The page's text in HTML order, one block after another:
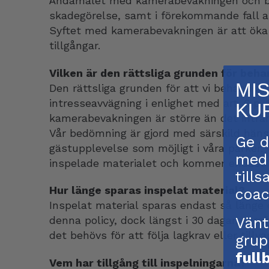
skadegörelse, samt i förekommande fall
Syftet med kamerabevakningen är att
tillgångar.
Vilken är den rättsliga grunden för
Den rättsliga grunden för att vi
intresseavvägning i enlighet med art. 6
kamerabevakningen är större än det
Vår bedömning är gjord med särskild
gästupplevelse som möjligt i våra
inspelade materialet och kommer
Hur länge sparas inspelat material?
Inspelat material sparas endast så
denna policy, dock längst i 30 dagar,
det behövs för att följa lagkrav eller
Vem har tillgång till inspelningarna?
Ge